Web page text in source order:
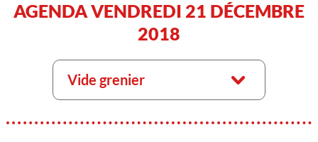
AGENDA VENDREDI 21 DÉCEMBRE
2018
Vide grenier